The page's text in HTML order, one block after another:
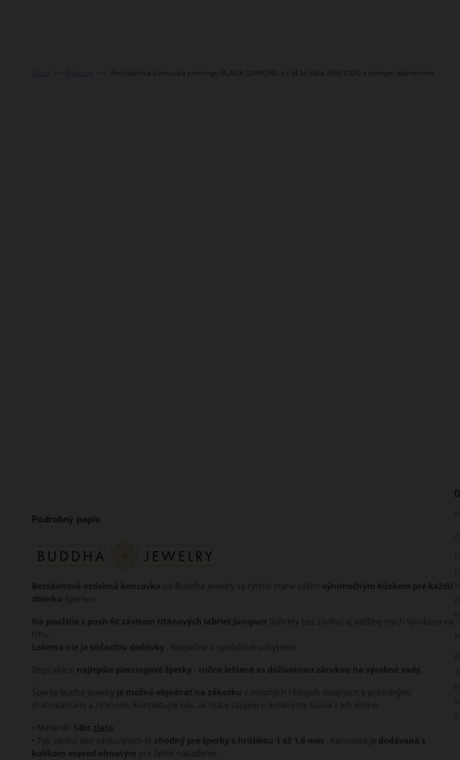
Bezzávitová koncovka piercingu BLACK DIAMOND zo 14 kt zlata 585/1000 s čiernym diamantom
Podrobný popis
Bezzávitová ozdobná koncovka od Buddha jewelry sa rýchlo stane vašim výnimočným kúskom pre každú
zbierku šperkov.
Na použitie s push-fit závitom titánových labriet Junipurr (labrety bez závitu) aj väčšiny iných výrobcov na
trhu.
Labreta nie je súčasťou dodávky . Bezpečné a spoľahlivé uchytenie.
Doprajte si najlepšie piercingové šperky - ručne leštené as doživotnou zárukou na výrobné vady.
Šperky Budha jewelry je možné objednať na zákazku v mnohých rôznych dizajnoch s prírodnými
drahokamami a zirkónmi. Kontaktujte nás, ak máte záujem o konkrétny kúsok z ich dielne.
• Materiál: 14kt zlato
• Typ závitu: Bez závitu/push-fit vhodný pre šperky s hrúbkou 1 až 1,6 mm . Koncovka je dodávaná s
kolíkom vopred ohnutým pre ľahké nasadenie.